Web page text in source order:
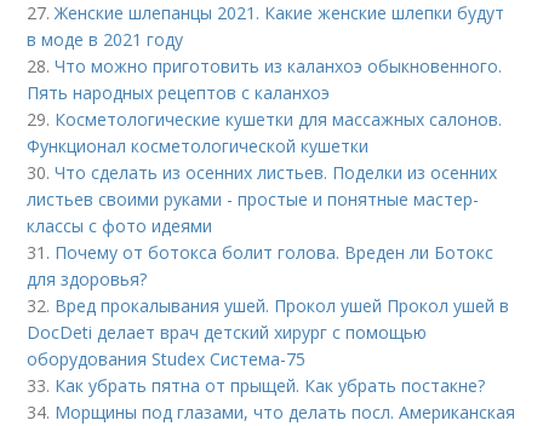
27.Женские шлепанцы 2021. Какие женские шлепки будут
в моде в 2021 году
28.Что можно приготовить из каланхоэ обыкновенного.
Пять народных рецептов с каланхоэ
29. Косметологические кушетки для массажных салонов.
Функционал косметологической кушетки
30.Что сделать из осенних листьев. Поделки из осенних
листьев своими руками - простые и понятные мастер-
классы с фото идеями
31. Почему от ботокса болит голова. Вреден ли Ботокс
для здоровья?
32. Вред прокалывания ушей. Прокол ушей Прокол ушей в
DocDeti делает врач детский хирург с помощью
оборудования Studex Система-75
33. Как убрать пятна от прыщей. Как убрать постакне?
34. Морщины под глазами, что делать посл. Американская